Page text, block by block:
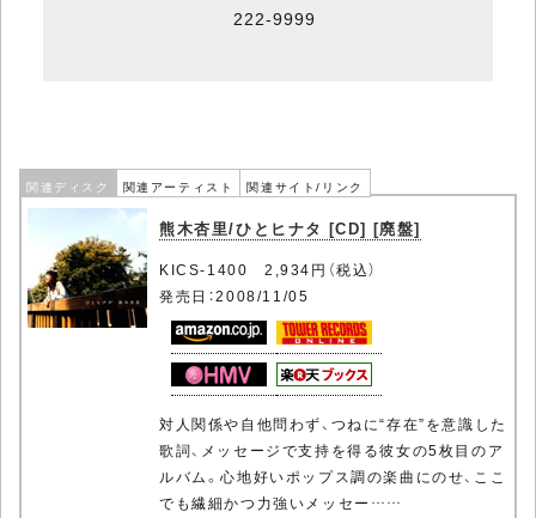
222-9999
関連ディスク 関連アーティスト 関連サイト/リンク
熊木杏里/ひとヒナタ [CD] [廃盤]
KICS-1400 2,934円（税込）
発売日：2008/11/05
対人関係や自他問わず、つねに“存在”を意識した
歌詞、メッセージで支持を得る彼女の5枚目のア
ルバム。心地好いポップス調の楽曲にのせ、ここ
でも繊細かつ力強いメッセー……